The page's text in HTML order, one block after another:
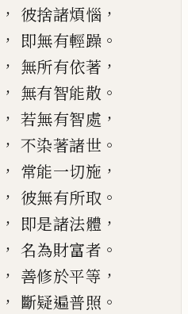
， 彼捨諸煩惱 ，
， 即無有輕躁 。
， 無所有依著 ，
， 無有智能散 。
， 若無有智處 ，
， 不染著諸世 。
， 常能一切施 ，
， 彼無有所取 。
， 即是諸法體 ，
， 名為財富者 。
， 善修於平等 ，
， 斷疑遍普照 。